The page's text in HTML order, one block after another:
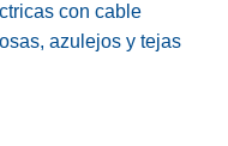
con cable
azulejos y tejas